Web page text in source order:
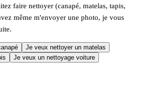
faire nettoyer (canapé, matelas, tapis,
même m'envoyer une photo, je vous
Je veux nettoyer un matelas
Je veux un nettoyage voiture